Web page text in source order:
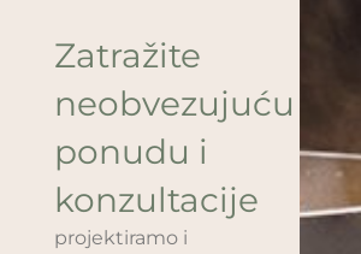
Zatražite
neobvezujuću
ponudu i
konzultacije
projektiramo i